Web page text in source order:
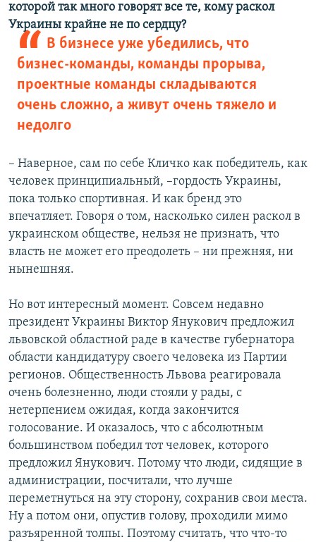
которой так много говорят все те, кому раскол
Украины крайне не по сердцу?
В бизнесе уже убедились, что
бизнес-команды, команды прорыва,
проектные команды складываются
очень сложно, а живут очень тяжело и
недолго
– Наверное, сам по себе Кличко как победитель, как
человек принципиальный, –гордость Украины,
пока только спортивная. И как бренд это
впечатляет. Говоря о том, насколько силен раскол в
украинском обществе, нельзя не признать, что
власть не может его преодолеть – ни прежняя, ни
нынешняя.
Но вот интересный момент. Совсем недавно
президент Украины Виктор Янукович предложил
львовской областной раде в качестве губернатора
области кандидатуру своего человека из Партии
регионов. Общественность Львова реагировала
очень болезненно, люди стояли у рады, с
нетерпением ожидая, когда закончится
голосование. И оказалось, что с абсолютным
большинством победил тот человек, которого
предложил Янукович. Потому что люди, сидящие в
администрации, посчитали, что лучше
переметнуться на эту сторону, сохранив свои места.
Ну а потом они, опустив голову, проходили мимо
разъяренной толпы. Поэтому считать, что что-то